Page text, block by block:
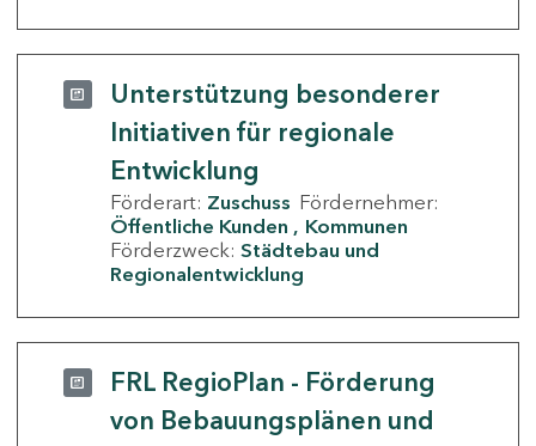
Unterstützung besonderer
Initiativen für regionale
Entwicklung
Förderart: Zuschuss Fördernehmer:
Öffentliche Kunden
Kommunen
Förderzweck: Städtebau und
Regionalentwicklung
FRL RegioPlan - Förderung
von Bebauungsplänen und